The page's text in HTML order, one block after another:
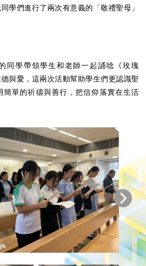
學們進行了兩次有意義的「敬禮聖母」
同學帶領學生和老師一起誦唸《玫瑰
與愛，這兩次活動幫助學生們更認識聖
簡單的祈禱與善行，把信仰落實在生活